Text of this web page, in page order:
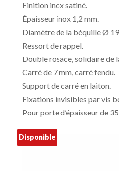
Disponible
Finition inox satiné.
Épaisseur inox 1,2 mm.
Diamètre de la béquille Ø
Ressort de rappel.
Double rosace, solidaire de
Carré de 7 mm, carré fendu.
Support de carré en laiton.
Fixations invisibles par vis
Pour porte d’épaisseur de